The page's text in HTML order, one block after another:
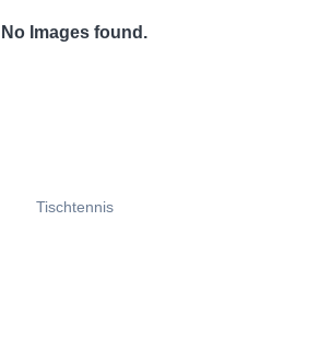
No Images found.
Tischtennis